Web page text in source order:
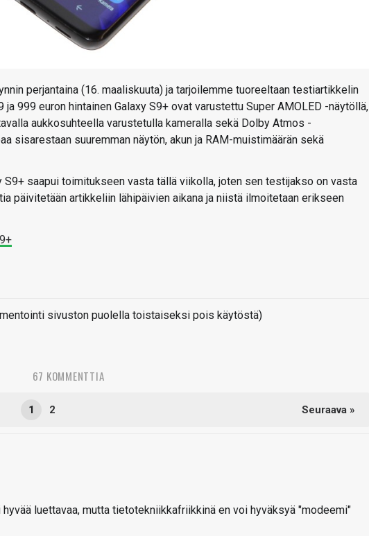
perjantaina (16. maaliskuuta) ja tarjoilemme tuoreeltaan testiartikkelin
999 euron hintainen Galaxy S9+ ovat varustettu Super AMOLED -näytöllä,
aukkosuhteella varustetulla kameralla sekä Dolby Atmos -
sisarestaan suuremman näytön, akun ja RAM-muistimäärän sekä
S9+ saapui toimitukseen vasta tällä viikolla, joten sen testijakso on vasta
päivitetään artikkeliin lähipäivien aikana ja niistä ilmoitetaan erikseen
sivuston puolella toistaiseksi pois käytöstä)
67 KOMMENTTIA
1 2 Seuraava »
luettavaa, mutta tietotekniikkafriikkinä en voi hyväksyä "modeemi"